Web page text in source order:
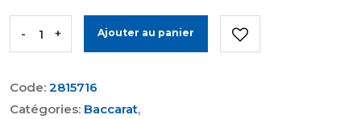
- + Ajouter au panier
Code: 2815716
Catégories: Baccarat,